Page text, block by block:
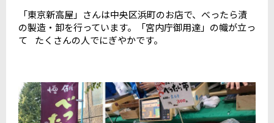
「東京新高屋」さんは中央区浜町のお店で、べったら漬
の製造・卸を行っています。「宮内庁御用達」の幟が立っ
て たくさんの人でにぎやかです。